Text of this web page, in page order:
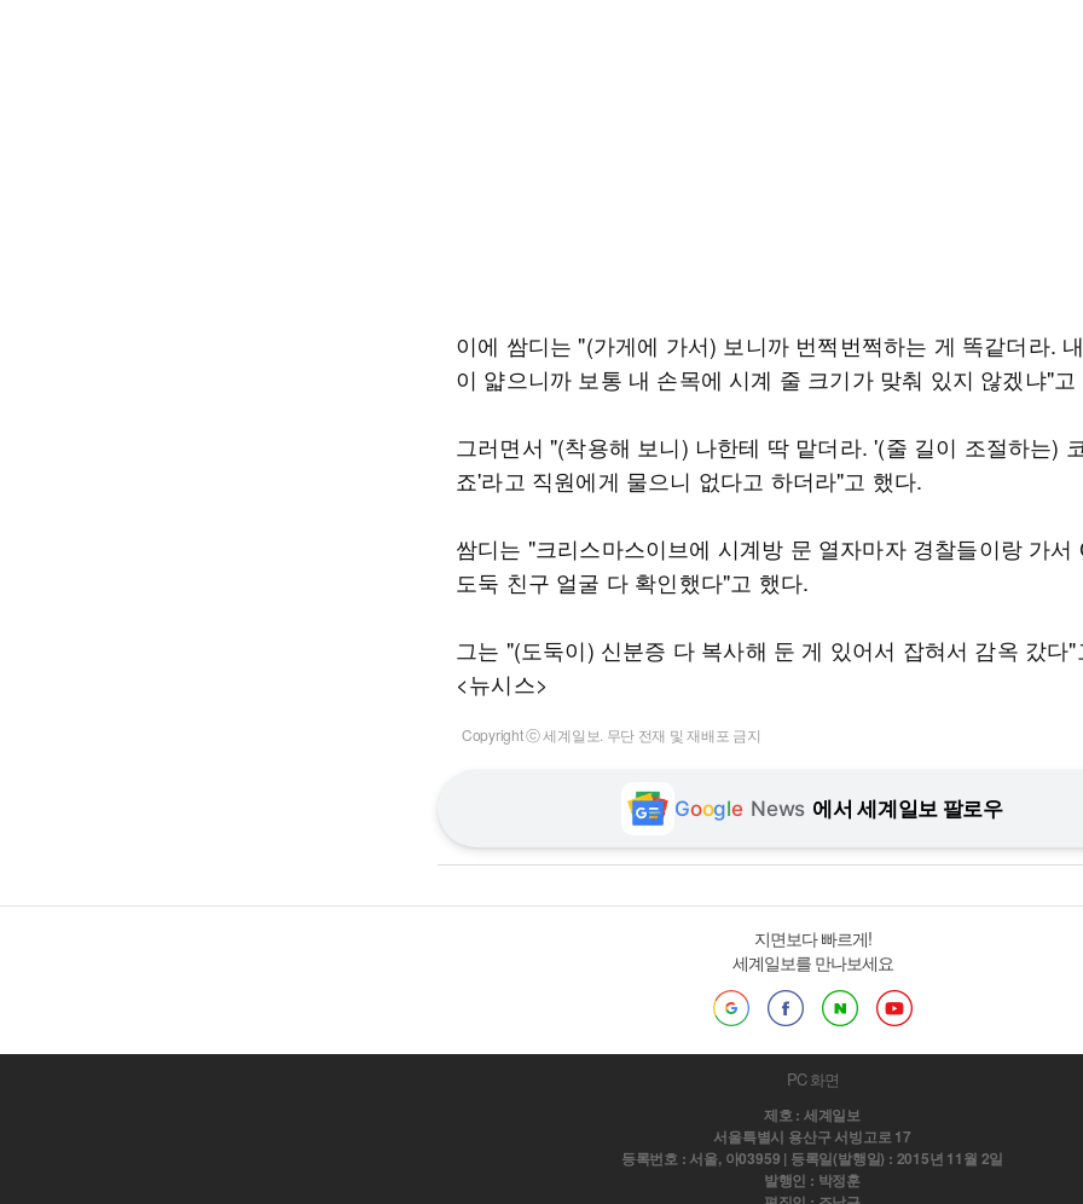
이에 쌈디는 "(가게에 가서) 보니까 번쩍번쩍하는 게 똑같더라.
이 얇으니까 보통 내 손목에 시계 줄 크기가 맞춰 있지 않겠냐"고
그러면서 "(착용해 보니) 나한테 딱 맡더라. '(줄 길이 조절하는)
죠'라고 직원에게 물으니 없다고 하더라"고 했다.
쌈디는 "크리스마스이브에 시계방 문 열자마자 경찰들이랑 가서
도둑 친구 얼굴 다 확인했다"고 했다.
그는 "(도둑이) 신분증 다 복사해 둔 게 있어서 잡혀서 감옥 갔다"
<뉴시스>
Copyright ⓒ 세계일보. 무단 전재 및 재배포 금지
Google News 에서 세계일보 팔로우
지면보다 빠르게!
세계일보를 만나보세요
PC 화면
제호 : 세계일보
서울특별시 용산구 서빙고로 17
등록번호 : 서울, 아03959 | 등록일(발행일) : 2015년 11월 2일
발행인 : 박정훈